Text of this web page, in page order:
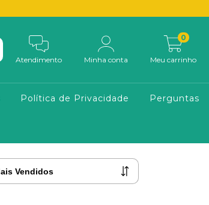
Atendimento Minha conta Meu carrinho
0
Política de Privacidade Perguntas